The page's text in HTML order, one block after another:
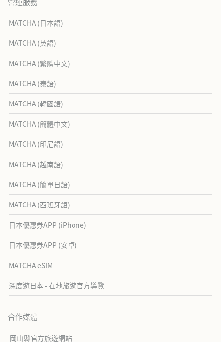
MATCHA (日本語)
MATCHA (英語)
MATCHA (繁體中文)
MATCHA (泰語)
MATCHA (韓國語)
MATCHA (簡體中文)
MATCHA (印尼語)
MATCHA (越南語)
MATCHA (簡單日語)
MATCHA (西班牙語)
日本優惠券APP (iPhone)
日本優惠券APP (安卓)
MATCHA eSIM
深度遊日本 - 在地旅遊官方導覽
合作媒體
岡山縣官方旅遊網站